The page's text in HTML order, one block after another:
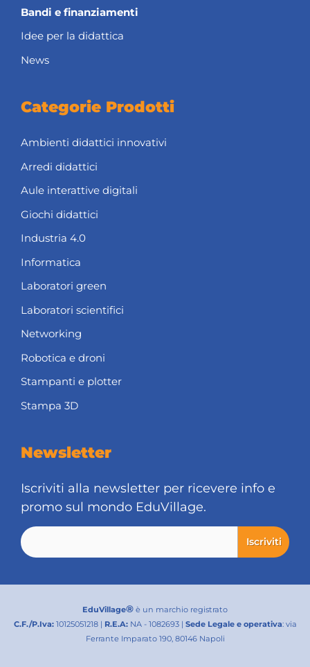
Bandi e finanziamenti
Idee per la didattica
News
Categorie Prodotti
Ambienti didattici innovativi
Arredi didattici
Aule interattive digitali
Giochi didattici
Industria 4.0
Informatica
Laboratori green
Laboratori scientifici
Networking
Robotica e droni
Stampanti e plotter
Stampa 3D
Newsletter
Iscriviti alla newsletter per ricevere info e
promo sul mondo EduVillage.
EduVillage® è un marchio registrato
C.F./P.Iva: 10125051218 | R.E.A: NA - 1082693 | Sede Legale e operativa: via
Ferrante Imparato 190, 80146 Napoli